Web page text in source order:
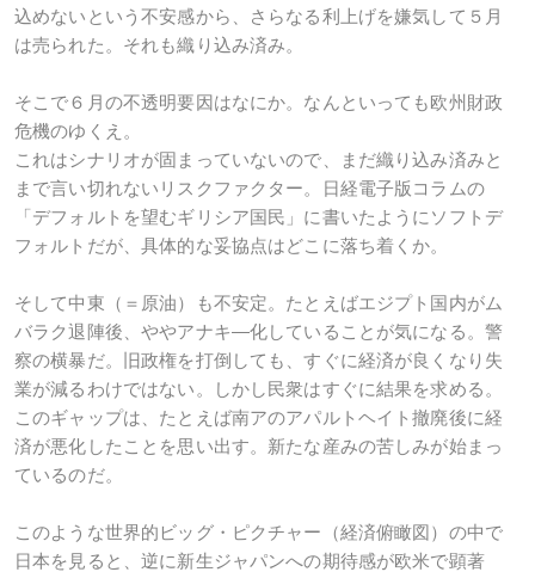
込めないという不安感から、さらなる利上げを嫌気して５月
は売られた。それも織り込み済み。
そこで６月の不透明要因はなにか。なんといっても欧州財政
危機のゆくえ。
これはシナリオが固まっていないので、まだ織り込み済みと
まで言い切れないリスクファクター。日経電子版コラムの
「デフォルトを望むギリシア国民」に書いたようにソフトデ
フォルトだが、具体的な妥協点はどこに落ち着くか。
そして中東（＝原油）も不安定。たとえばエジプト国内がム
バラク退陣後、ややアナキ―化していることが気になる。警
察の横暴だ。旧政権を打倒しても、すぐに経済が良くなり失
業が減るわけではない。しかし民衆はすぐに結果を求める。
このギャップは、たとえば南アのアパルトヘイト撤廃後に経
済が悪化したことを思い出す。新たな産みの苦しみが始まっ
ているのだ。
このような世界的ビッグ・ピクチャー（経済俯瞰図）の中で
日本を見ると、逆に新生ジャパンへの期待感が欧米で顕著